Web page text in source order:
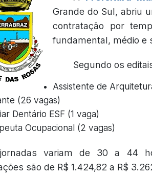
Grande do Sul, abriu
contratação por
fundamental, médio e
Segundo os
Assistente de
(26 vagas)
Dentário ESF (1 vaga)
Ocupacional (2 vagas)
variam de 30 a 44
são de R$ 1.424,82 a R$